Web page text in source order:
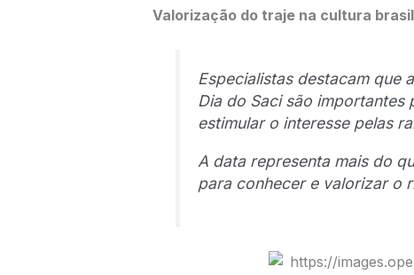
Valorização do traje na cultura
Especialistas destacam que
Dia do Saci são
estimular o interesse pelas
A data representa mais do
para conhecer e valorizar o